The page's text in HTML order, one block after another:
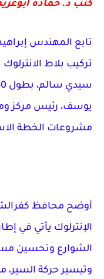
كتب د. حماده
تابع المهندس
تركيب بلاط
يوسف، رئيس مركز
مشروعات الخطة
أوضح محافظ
الإنترلوك يأتي في
الشوارع وتحسين
وتيسير حركة السير،